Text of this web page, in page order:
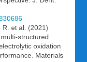
R. et al. (2021)
structured
oxidation
Materials